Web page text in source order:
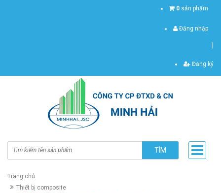
0 sản phẩm
Đăng nhập
Đăng ký
TÌM
Trang chủ
Thiết bị composite